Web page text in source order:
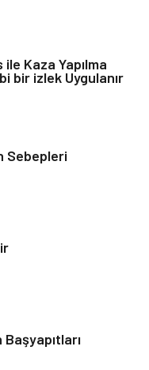
Kültür
Kaza Yapılma
bir izlek Uygulanır
Sebepleri
Başyapıtları